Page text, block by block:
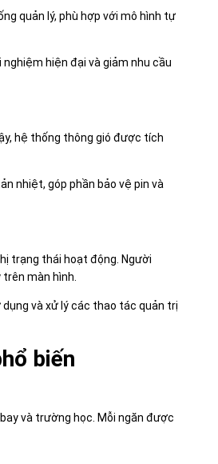
quản lý, phù hợp với mô hình tự
hiện đại và giảm nhu cầu
hệ thống thông gió được tích
nhiệt, góp phần bảo vệ pin và
trạng thái hoạt động. Người
màn hình.
và xử lý các thao tác quản trị
biến
và trường học. Mỗi ngăn được